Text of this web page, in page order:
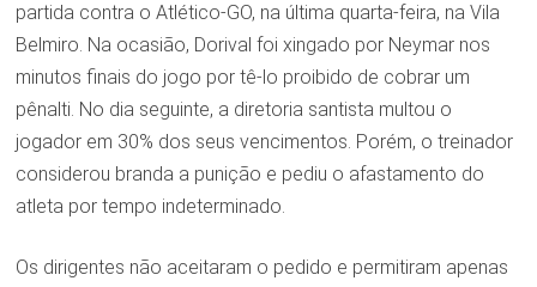
partida contra o Atlético-GO, na última quarta-feira, na Vila
Belmiro. Na ocasião, Dorival foi xingado por Neymar nos
minutos finais do jogo por tê-lo proibido de cobrar um
pênalti. No dia seguinte, a diretoria santista multou o
jogador em 30% dos seus vencimentos. Porém, o treinador
considerou branda a punição e pediu o afastamento do
atleta por tempo indeterminado.
Os dirigentes não aceitaram o pedido e permitiram apenas